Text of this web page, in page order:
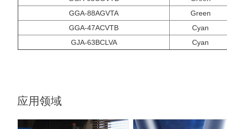
GGA-88AGVTA
Green
GGA-47ACVTB
Cyan
GJA-63BCLVA
Cyan
应用领域